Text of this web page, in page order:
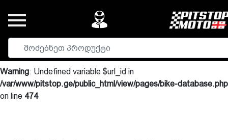
Warning: Undefined variable $url_id in
/var/www/pitstop.ge/public_html/view/pages/bike-database.php
on line 474